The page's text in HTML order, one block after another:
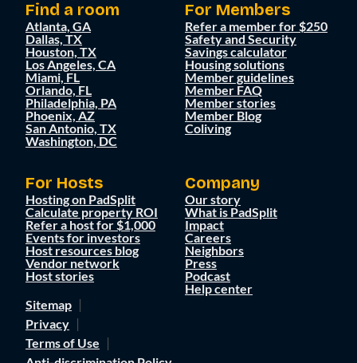
Find a room
Atlanta, GA
Dallas, TX
Houston, TX
Los Angeles, CA
Miami, FL
Orlando, FL
Philadelphia, PA
Phoenix, AZ
San Antonio, TX
Washington, DC
For Members
Refer a member for $250
Safety and Security
Savings calculator
Housing solutions
Member guidelines
Member FAQ
Member stories
Member Blog
Coliving
For Hosts
Hosting on PadSplit
Calculate property ROI
Refer a host for $1,000
Events for investors
Host resources blog
Vendor network
Host stories
Company
Our story
What is PadSplit
Impact
Careers
Neighbors
Press
Podcast
Help center
Sitemap
Privacy
Terms of Use